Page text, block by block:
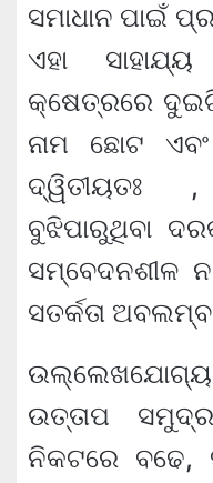
ସମାଧାନ ପାଇଁ
ଏହା
କ୍ଷେତ୍ରରେ
ନାମ ଛୋଟ
ଦ୍ୱିତୀୟତଃ
ବୁଝିପାରୁଥିବା
ସମ୍ବେଦନଶୀଳ
ସତର୍କତା
ଉତ୍ତାପ
ନିକଟରେ ବଢେ,